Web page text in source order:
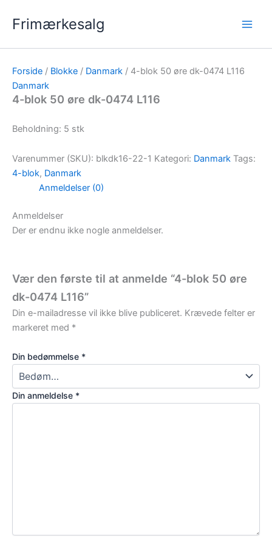
Frimærkesalg
Forside / Blokke / Danmark / 4-blok 50 øre dk-0474 L116
Danmark
4-blok 50 øre dk-0474 L116
Beholdning: 5 stk
Varenummer (SKU): blkdk16-22-1 Kategori: Danmark Tags:
4-blok, Danmark
Anmeldelser (0)
Anmeldelser
Der er endnu ikke nogle anmeldelser.
Vær den første til at anmelde “4-blok 50 øre
dk-0474 L116”
Din e-mailadresse vil ikke blive publiceret. Krævede felter er
markeret med *
Din bedømmelse *
Din anmeldelse *